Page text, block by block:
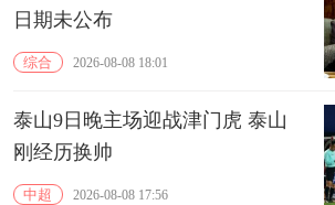
日期未公布
综合 2026-08-08 18:01
泰山9日晚主场迎战津门虎 泰山
刚经历换帅
中超 2026-08-08 17:56